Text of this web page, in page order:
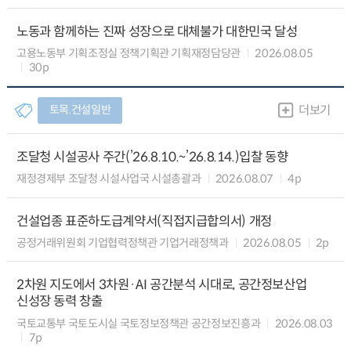
노동과 함께하는 진짜 성장으로 대체불가 대한민국 달성
고용노동부 기획조정실 정책기획관 기획재정담당관
2026.08.05
30p
토목.건설일반 더보기
조달청 시설공사 주간(’26.8.10.~’26.8.14.)입찰 동향
재정경제부 조달청 시설사업국 시설총괄과 2026.08.07 4p
건설업종 표준하도급계약서(직접지급합의서) 개정
공정거래위원회 기업협력정책관 기업거래정책과 2026.08.05 2p
2차원 지도에서 3차원·AI 공간분석 시대로, 공간정보산업
신성장 동력 창출
국토교통부 국토도시실 국토정보정책관 공간정보진흥과
2026.08.03
7p